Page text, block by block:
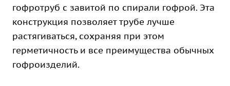
гофротруб с завитой по спирали гофрой. Эта
конструкция позволяет трубе лучше
растягиваться, сохраняя при этом
герметичность и все преимущества обычных
гофроизделий.